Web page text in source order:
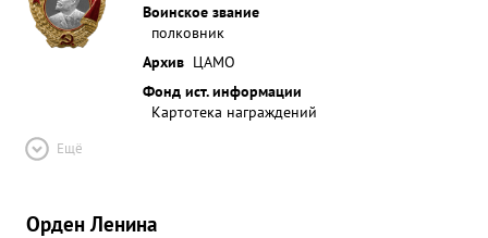
Воинское звание
полковник
Архив ЦАМО
Фонд ист. информации
Картотека награждений
Ещё
Орден Ленина